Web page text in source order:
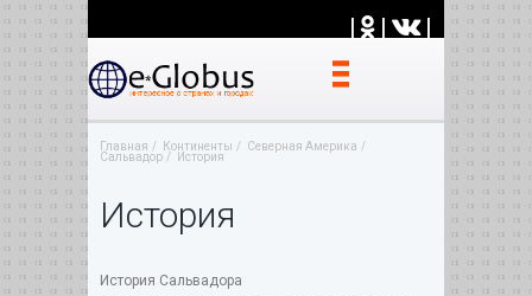
| | |
Главная Континенты
Северная Америка
Сальвадор
История
История
История Сальвадора